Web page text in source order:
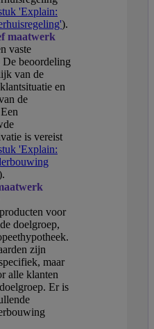
'Explain:
).
maatwerk
vaste
beoordeling
van de
en
de
is vereist
'Explain:
voor
doelgroep,
zijn
maar
alle klanten
Er is